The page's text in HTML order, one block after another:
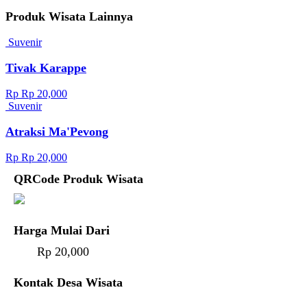
Produk Wisata Lainnya
Suvenir
Tivak Karappe
Rp Rp 20,000
Suvenir
Atraksi Ma'Pevong
Rp Rp 20,000
QRCode Produk Wisata
Harga Mulai Dari
Rp 20,000
Kontak Desa Wisata